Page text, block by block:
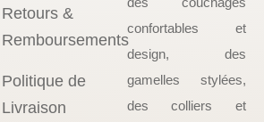
Retours &
Remboursements
Politique de
Livraison
confortables et
design, des
gamelles stylées,
des colliers et